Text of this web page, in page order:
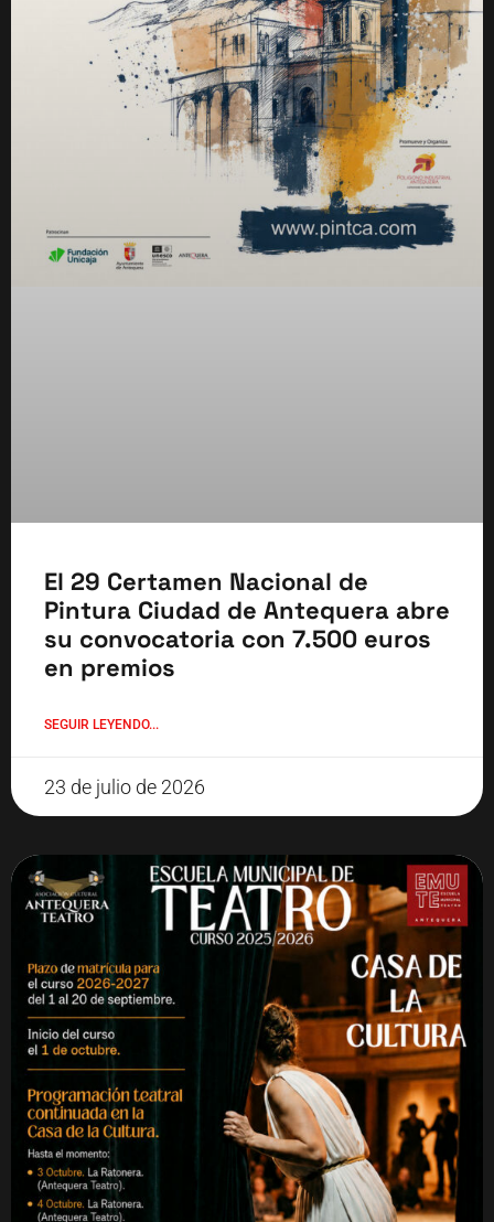
El 29 Certamen Nacional de
Pintura Ciudad de Antequera abre
su convocatoria con 7.500 euros
en premios
SEGUIR LEYENDO...
23 de julio de 2026